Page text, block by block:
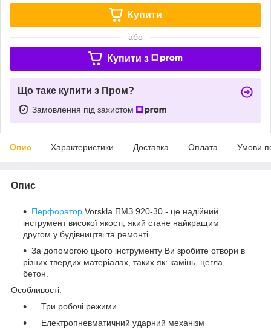
Купити
або
Купити з
Що таке купити з Пром?
Замовлення під захистом
Опис Характеристики Доставка Оплата Умови
Опис
Перфоратор Vorskla ПМЗ 920-30 - це надійний
інструмент високої якості, який стане найкращим
другом у будівництві та ремонті.
За допомогою цього інструменту Ви зробите отвори в
різних твердих матеріалах, таких як: камінь, цегла,
бетон.
Особливості:
Три робочі режими
Електропневматичний ударний механізм